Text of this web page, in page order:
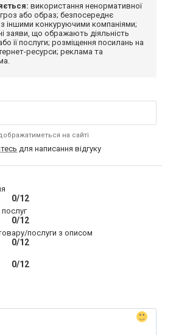
використання ненормативної
або образ; безпосереднє
іншими конкуруючими компаніями;
заяви, що ображають діяльність
її послуги; розміщення посилань на
ресурси; реклама та
на сайті
для написання відгуку
0/12
послуг
0/12
послуги з описом
0/12
0/12